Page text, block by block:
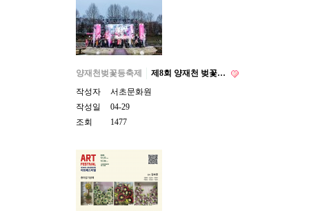
양재천벚꽃등축제
제8회 양재천 벚꽃…
작성자
서초문화원
작성일
04-29
조회
1477